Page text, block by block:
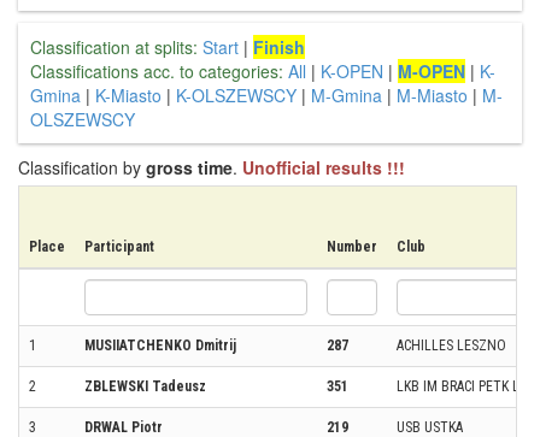
Classification at splits: Start | Finish
Classifications acc. to categories: All | K-OPEN | M-OPEN | K-
Gmina | K-Miasto | K-OLSZEWSCY | M-Gmina | M-Miasto | M-
OLSZEWSCY
Classification by gross time. Unofficial results !!!
Place Participant Number Club
1 MUSIIATCHENKO Dmitrij 287 ACHILLES LESZNO
2 ZBLEWSKI Tadeusz 351 LKB IM BRACI PETK
3 DRWAL Piotr 219 USB USTKA